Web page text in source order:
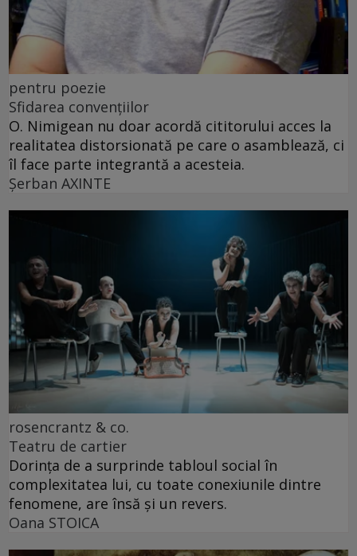
pentru poezie
Sfidarea convențiilor
O. Nimigean nu doar acordă cititorului acces la
realitatea distorsionată pe care o asamblează, ci
îl face parte integrantă a acesteia.
Şerban AXINTE
rosencrantz & co.
Teatru de cartier
Dorința de a surprinde tabloul social în
complexitatea lui, cu toate conexiunile dintre
fenomene, are însă și un revers.
Oana STOICA